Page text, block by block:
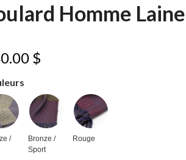
Homme
$
/
Bronze /
Sport
Rouge